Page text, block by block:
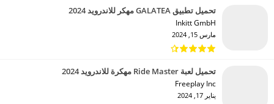
تحميل تطبيق GALATEA مهكر للاندرويد 2024
Inkitt GmbH‏
مارس 15, 2024
تحميل لعبة Ride Master مهكرة للاندرويد 2024
Freeplay Inc‏
يناير 17, 2024